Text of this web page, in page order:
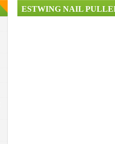
ESTWING NAIL